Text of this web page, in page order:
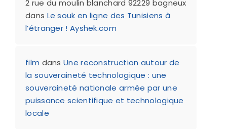
2 rue du moulin blanchard 92229 bagneux
dans Le souk en ligne des Tunisiens à
l’étranger ! Ayshek.com
film dansUne reconstruction autour de
la souveraineté technologique : une
souveraineté nationale armée par une
puissance scientifique et technologique
locale